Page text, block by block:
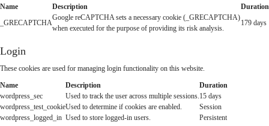
Name
Description
Duration
_GRECAPTCHA
Google reCAPTCHA sets a necessary cookie (_GRECAPTCHA)
when executed for the purpose of providing its risk analysis.
179 days
Login
These cookies are used for managing login functionality on this website.
Name
Description
Duration
wordpress_sec
Used to track the user across multiple sessions. 15 days
wordpress_test_cookieUsed to determine if cookies are enabled.
Session
wordpress_logged_in Used to store logged-in users. Persistent